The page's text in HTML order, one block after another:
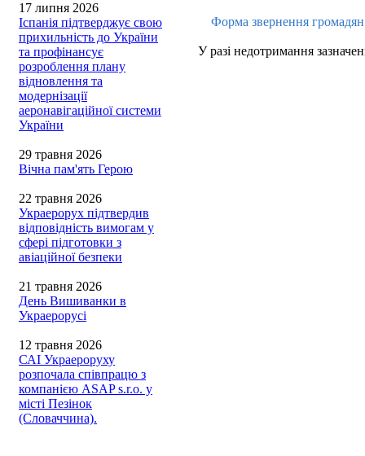
17 липня 2026
Іспанія підтверджує свою
прихильність до України
та профінансує
розроблення плану
відновлення та
модернізації
аеронавігаційної системи
України
29 травня 2026
Вічна пам'ять Герою
22 травня 2026
Украерорух підтвердив
відповідність вимогам у
сфері підготовки з
авіаційної безпеки
21 травня 2026
День Вишиванки в
Украерорусі
12 травня 2026
САІ Украероруху
розпочала співпрацю з
компанією ASAP s.r.o. у
місті Пезінок
(Словаччина).
Форма звернення
У разі недотримання